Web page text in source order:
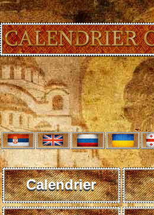
Calendrier